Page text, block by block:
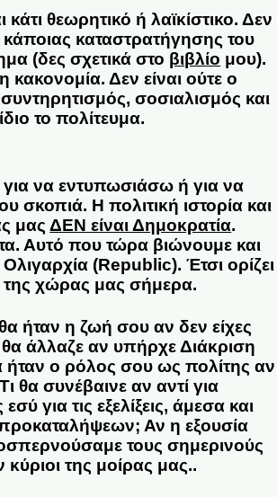
κάτι θεωρητικό ή λαϊκίστικο. Δεν
κάποιας καταστρατήγησης του
(δες σχετικά στο βιβλίο μου).
κακονομία. Δεν είναι ούτε ο
σοσιαλισμός και
το πολίτευμα.
να εντυπωσιάσω ή για να
Η πολιτική ιστορία και
μαςΔΕΝ είναι Δημοκρατία.
Αυτό που τώρα βιώνουμε και
(Republic). Έτσι ορίζει
της χώρας μας σήμερα.
ήταν η ζωή σου αν δεν είχες
θα άλλαζε αν υπήρχε Διάκριση
ήταν ο ρόλος σου ως πολίτης αν
θα συνέβαινε αν αντί για
εσύγια τις εξελίξεις, άμεσα και
Αν η εξουσία
τους σημερινούς
κύριοι της μοίρας μας..